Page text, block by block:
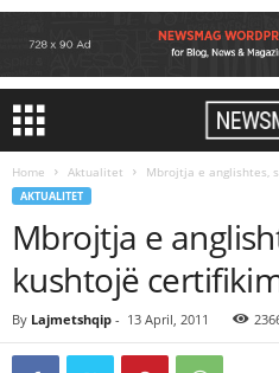
Home Aktualitet Mbrojtja e anglishtes,
AKTUALITET
Mbrojtja e
kushtojë
By Lajmetshqip - 13 April, 2011